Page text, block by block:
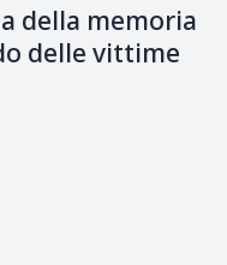
della memoria
delle vittime